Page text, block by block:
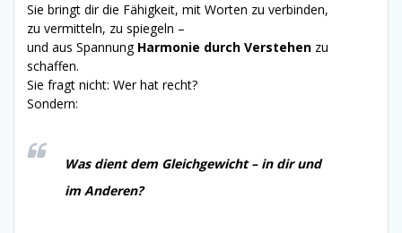
Sie bringt dir die Fähigkeit, mit Worten zu verbinden,
zu vermitteln, zu spiegeln –
und aus Spannung Harmonie durch Verstehen zu
schaffen.
Sie fragt nicht: Wer hat recht?
Sondern:
Was dient dem Gleichgewicht – in dir und
im Anderen?